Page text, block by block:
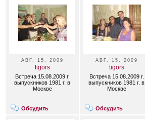
АВГ. 15, 2009
tigors
Встреча 15.08.2009 г.
выпускников 1981 г. в
Москве
Обсудить
АВГ. 15, 2009
tigors
Встреча 15.08.2009 г.
выпускников 1981 г. в
Москве
Обсудить